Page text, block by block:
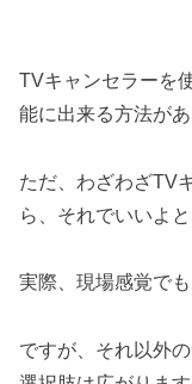
TVキャンセラーを
能に出来る方法があ
ただ、わざわざTV
ら、それでいいよ
実際、現場感覚で
ですが、それ以外